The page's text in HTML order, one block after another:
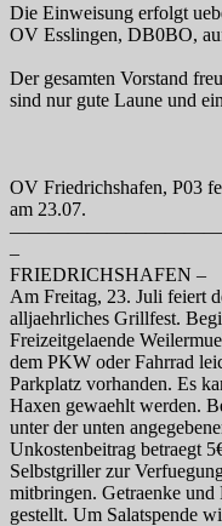
Die Einweisung erfolgt
OV Esslingen, DB0BO,
Der gesamten Vorstand
sind nur gute Laune und
OV Friedrichshafen, P03
am 23.07.
–
FRIEDRICHSHAFEN –
Am Freitag, 23. Juli feiert
alljaehrliches Grillfest.
Freizeitgelaende
dem PKW oder Fahrrad
Parkplatz vorhanden. Es
Haxen gewaehlt werden.
unter der unten
Unkostenbeitrag betraegt
Selbstgriller zur
mitbringen. Getraenke
gestellt. Um Salatspende